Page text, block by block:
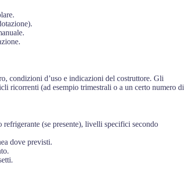
condizioni d’uso e indicazioni del costruttore. Gli
ricorrenti (ad esempio trimestrali o a un certo numero di
(se presente), livelli specifici secondo
dove previsti.